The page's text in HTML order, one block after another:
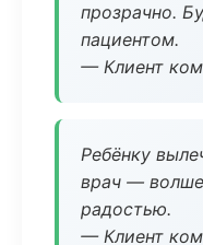
прозрачно.
пациентом.
— Клиент
Ребёнку
врач —
радостью.
— Клиент